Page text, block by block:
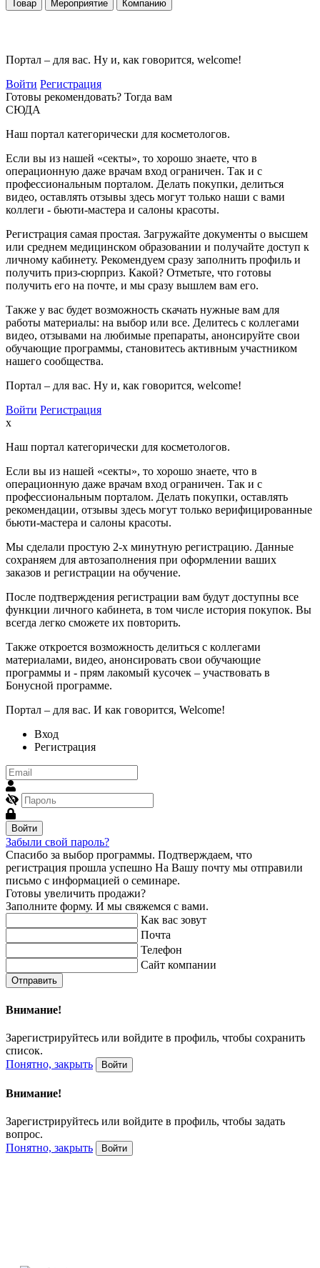
Товар Мероприятие Компанию
Портал – для вас. Ну и, как говорится, welcome!
Войти Регистрация
Готовы рекомендовать? Тогда вам
СЮДА
Наш портал категорически для косметологов.
Если вы из нашей «секты», то хорошо знаете, что в
операционную даже врачам вход ограничен. Так и с
профессиональным порталом. Делать покупки, делиться
видео, оставлять отзывы здесь могут только наши с вами
коллеги - бьюти-мастера и салоны красоты.
Регистрация самая простая. Загружайте документы о высшем
или среднем медицинском образовании и получайте доступ к
личному кабинету. Рекомендуем сразу заполнить профиль и
получить приз-сюрприз. Какой? Отметьте, что готовы
получить его на почте, и мы сразу вышлем вам его.
Также у вас будет возможность скачать нужные вам для
работы материалы: на выбор или все. Делитесь с коллегами
видео, отзывами на любимые препараты, анонсируйте свои
обучающие программы, становитесь активным участником
нашего сообщества.
Портал – для вас. Ну и, как говорится, welcome!
Войти Регистрация
x
Наш портал категорически для косметологов.
Если вы из нашей «секты», то хорошо знаете, что в
операционную даже врачам вход ограничен. Так и с
профессиональным порталом. Делать покупки, оставлять
рекомендации, отзывы здесь могут только верифицированные
бьюти-мастера и салоны красоты.
Мы сделали простую 2-х минутную регистрацию. Данные
сохраняем для автозаполнения при оформлении ваших
заказов и регистрации на обучение.
После подтверждения регистрации вам будут доступны все
функции личного кабинета, в том числе история покупок. Вы
всегда легко сможете их повторить.
Также откроется возможность делиться с коллегами
материалами, видео, анонсировать свои обучающие
программы и - прям лакомый кусочек – участвовать в
Бонусной программе.
Портал – для вас. И как говорится, Welcome!
Вход
Регистрация
Войти
Забыли свой пароль?
Спасибо за выбор программы. Подтверждаем, что
регистрация прошла успешно На Вашу почту мы отправили
письмо с информацией о семинаре.
Готовы увеличить продажи?
Заполните форму. И мы свяжемся с вами.
Как вас зовут
Почта
Телефон
Сайт компании
Отправить
Внимание!
Зарегистрируйтесь или войдите в профиль, чтобы сохранить
список.
Понятно, закрыть
Войти
Внимание!
Зарегистрируйтесь или войдите в профиль, чтобы задать
вопрос.
Понятно, закрыть
Войти